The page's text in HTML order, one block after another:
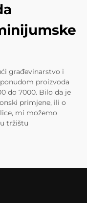
građevinarstvo i
proizvoda
do 7000. Bilo da je
primjene, ili o
mi možemo
tržištu